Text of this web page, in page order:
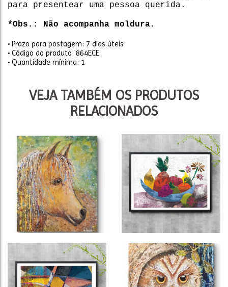
para presentear uma pessoa querida.
*Obs.: Não acompanha moldura.
• Prazo para postagem: 7 dias úteis
• Código do produto: 864ECE
• Quantidade mínima: 1
VEJA TAMBÉM OS PRODUTOS
RELACIONADOS